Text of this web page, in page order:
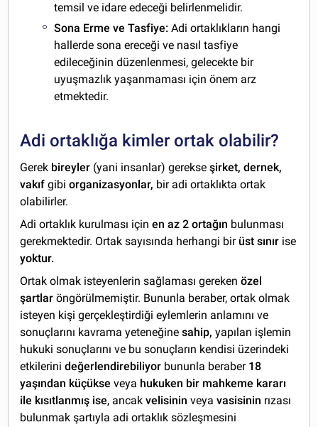
temsil ve idare edeceği belirlenmelidir.
Sona Erme ve Tasfiye:Adi ortaklıkların hangi
hallerde sona ereceği ve nasıl tasfiye
edileceğinin düzenlenmesi, gelecekte bir
uyuşmazlık yaşanmaması için önem arz
etmektedir.
Adi ortaklığa kimler ortak olabilir?
Gerek bireyler (yani insanlar) gerekseşirket, dernek,
vakıf gibiorganizasyonlar, bir adi ortaklıkta ortak
olabilirler.
Adi ortaklık kurulması içinen az 2 ortağın bulunması
gerekmektedir. Ortak sayısında herhangi bir üst sınır ise
yoktur.
Ortak olmak isteyenlerin sağlaması gerekenözel
şartlar öngörülmemiştir. Bununla beraber, ortak olmak
isteyen kişi gerçekleştirdiği eylemlerin anlamını ve
sonuçlarını kavrama yeteneğinesahip, yapılan işlemin
hukuki sonuçlarını ve bu sonuçların kendisi üzerindeki
etkilerinideğerlendirebiliyor bununla beraber 18
yaşından küçükse veya hukuken bir mahkeme kararı
ile kısıtlanmış ise, ancakvelisinin veyavasisinin rızası
bulunmak şartıyla adi ortaklık sözleşmesini